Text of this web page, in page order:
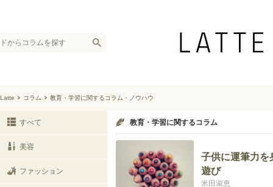
Latte コラム 教育・学習に関するコラム・ノウハウ
すべて
美容
ファッション
教育・学習に関するコラム
子供に運筆力を
遊び
米田淑恵